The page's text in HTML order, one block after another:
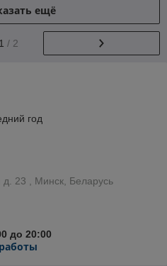
ещё
1 / 2
год
д. 23 , Минск, Беларусь
до 20:00